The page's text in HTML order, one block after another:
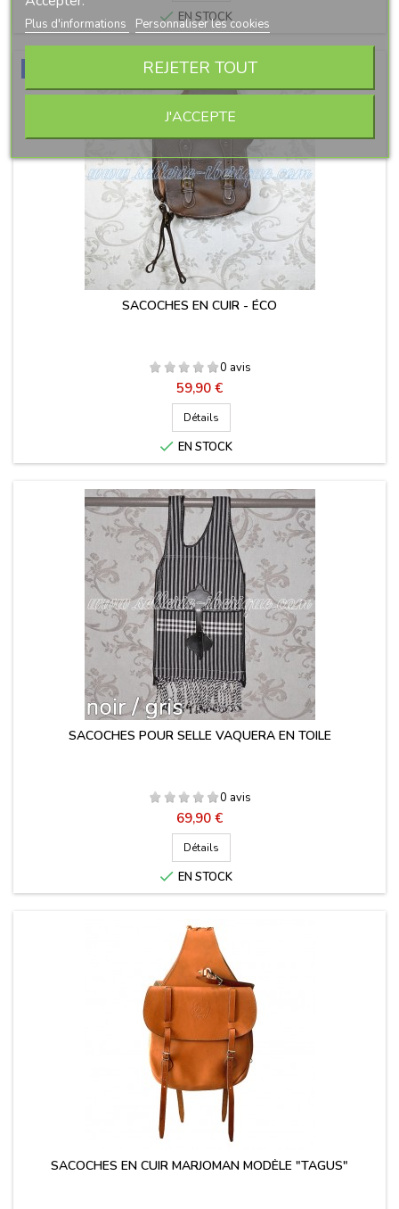
 EN STOCK
SACOCHES EN CUIR - ÉCO
0 avis
Prix
59,90 €
Détails
 EN STOCK
SACOCHES POUR SELLE VAQUERA EN TOILE
0 avis
Prix
69,90 €
Détails
 EN STOCK
SACOCHES EN CUIR MARJOMAN MODÈLE "TAGUS"
Plus d'informations Personnaliser les cookies
REJETER TOUT
J'ACCEPTE